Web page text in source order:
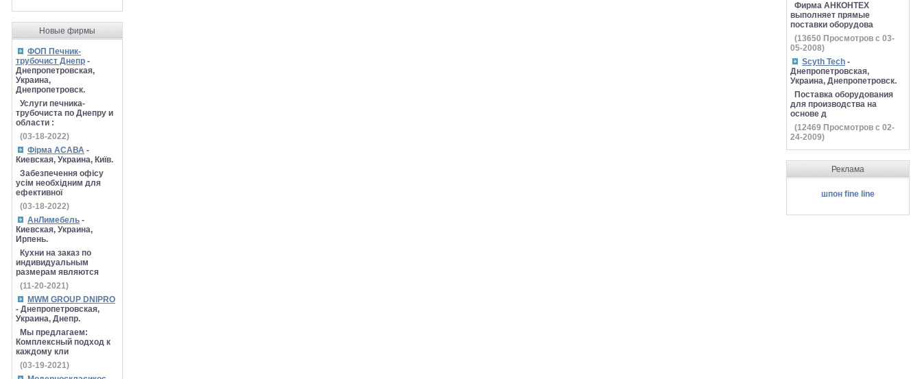
Новые фирмы
ФОП Печник-
трубочист Днепр -
Днепропетровская,
Украина,
Днепропетровск.
Услуги печника-
трубочиста по Днепру и
области :
(03-18-2022)
Фірма АСАВА -
Киевская, Украина, Київ.
Забезпечення офісу
усім необхідним для
ефективної
(03-18-2022)
АнЛимебель -
Киевская, Украина,
Ирпень.
Кухни на заказ по
индивидуальным
размерам являются
(11-20-2021)
MWM GROUP DNIPRO
- Днепропетровская,
Украина, Днепр.
Мы предлагаем:
Комплексный подход к
каждому кли
(03-19-2021)
Фирма АНКОНТЕХ
выполняет прямые
поставки оборудова
(13650 Просмотров с 03-
05-2008)
Scyth Tech -
Днепропетровская,
Украина, Днепропетровск.
Поставка оборудования
для производства на
основе д
(12469 Просмотров с 02-
24-2009)
Реклама
шпон fine line